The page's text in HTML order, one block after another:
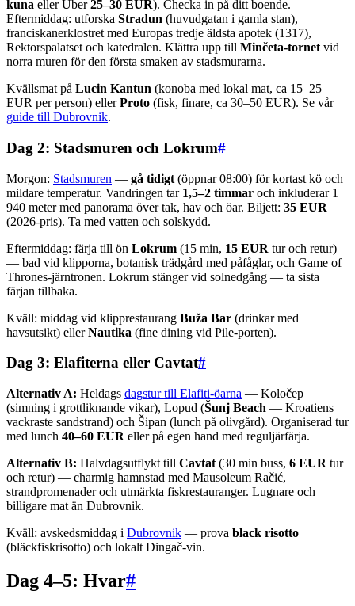
kuna eller Uber25–30 EUR). Checka in på ditt boende.
Eftermiddag: utforska Stradun (huvudgatan i gamla stan),
franciskanerklostret med Europas tredje äldsta apotek (1317),
Rektorspalatset och katedralen. Klättra upp till Minčeta-tornet vid
norra muren för den första smaken av stadsmurarna.
Kvällsmat på Lucin Kantun (konoba med lokal mat, ca 15–25
EUR per person) ellerProto (fisk, finare, ca 30–50 EUR). Se vår
guide till Dubrovnik.
Dag 2: Stadsmuren och Lokrum#
Morgon: Stadsmuren — gå tidigt (öppnar 08:00) för kortast kö och
mildare temperatur. Vandringen tar 1,5–2 timmar och inkluderar 1
940 meter med panorama över tak, hav och öar. Biljett: 35 EUR
(2026-pris). Ta med vatten och solskydd.
Eftermiddag: färja till ön Lokrum (15 min, 15 EUR tur och retur)
— bad vid klipporna, botanisk trädgård med påfåglar, och Game of
Thrones-järntronen. Lokrum stänger vid solnedgång — ta sista
färjan tillbaka.
Kväll: middag vid klipprestaurang Buža Bar (drinkar med
havsutsikt) ellerNautika (fine dining vid Pile-porten).
Dag 3: Elafiterna eller Cavtat#
Alternativ A: Heldags dagstur till Elafiti-öarna — Koločep
(simning i grottliknande vikar), Lopud (Šunj Beach — Kroatiens
vackraste sandstrand) och Šipan (lunch på olivgård). Organiserad tur
med lunch 40–60 EUR eller på egen hand med reguljärfärja.
Alternativ B: Halvdagsutflykt till Cavtat (30 min buss, 6 EUR tur
och retur) — charmig hamnstad med Mausoleum Račić,
strandpromenader och utmärkta fiskrestauranger. Lugnare och
billigare mat än Dubrovnik.
Kväll: avskedsmiddag i Dubrovnik — prova black risotto
(bläckfiskrisotto) och lokalt Dingač-vin.
Dag 4–5: Hvar#